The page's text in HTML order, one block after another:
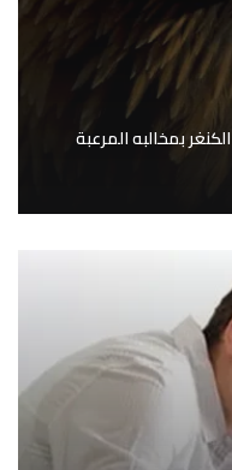
بمخالبه المرعبة